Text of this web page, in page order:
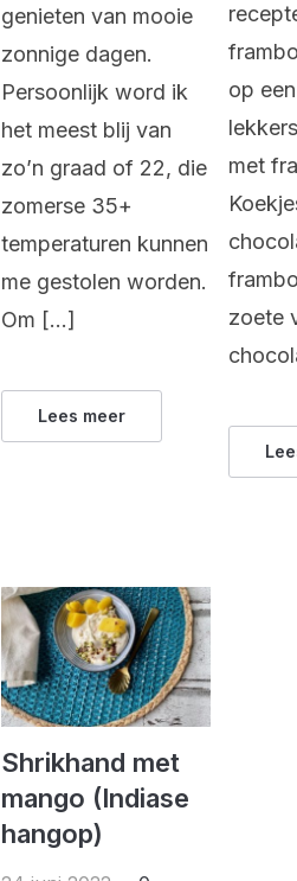
genieten van mooie
zonnige dagen.
Persoonlijk word ik
het meest blij van
zo’n graad of 22, die
zomerse 35+
temperaturen kunnen
me gestolen worden.
Om […]
Lees meer
op
met
zoete
Shrikhand met
mango (Indiase
hangop)